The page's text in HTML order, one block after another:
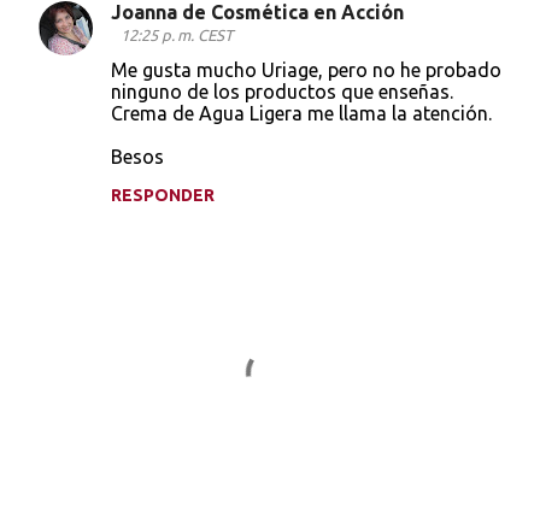
Joanna de Cosmética en Acción
12:25 p. m. CEST
Me gusta mucho Uriage, pero no he probado
ninguno de los productos que enseñas.
Crema de Agua Ligera me llama la atención.
Besos
RESPONDER